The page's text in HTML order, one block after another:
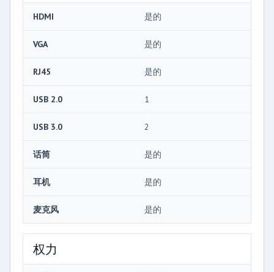
HDMI 是的
VGA 是的
RJ45 是的
USB 2.0 1
USB 3.0 2
话筒 是的
耳机 是的
麦克风 是的
权力